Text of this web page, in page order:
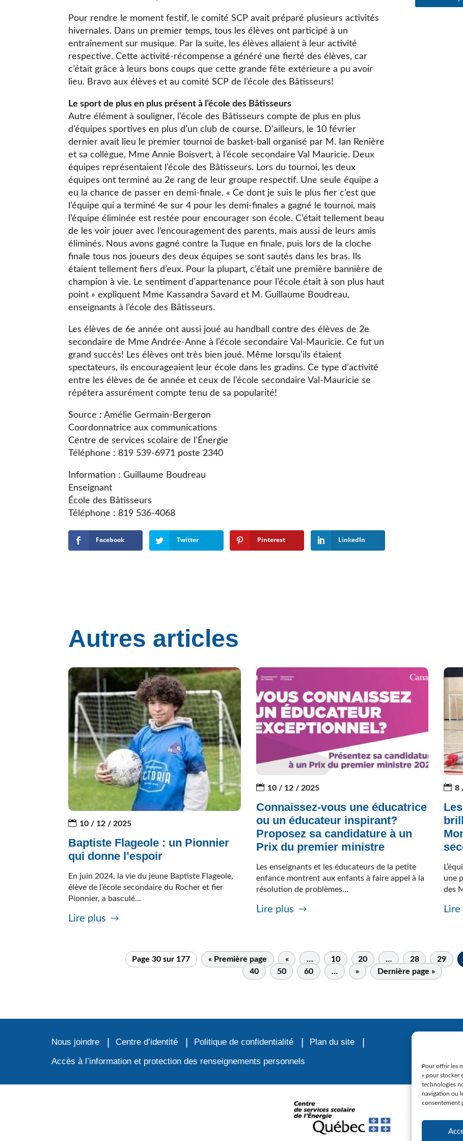
Pour offrir les
» pour stocker
technologies
navigation ou
consentement
Pour rendre le moment festif, le comité SCP avait préparé plusieurs activités
hivernales. Dans un premier temps, tous les élèves ont participé à un
entraînement sur musique. Par la suite, les élèves allaient à leur activité
respective. Cette activité-récompense a généré une fierté des élèves, car
c’était grâce à leurs bons coups que cette grande fête extérieure a pu avoir
lieu. Bravo aux élèves et au comité SCP de l’école des Bâtisseurs!
Le sport de plus en plus présent à l’école des Bâtisseurs
Autre élément à souligner, l’école des Bâtisseurs compte de plus en plus
d’équipes sportives en plus d’un club de course. D’ailleurs, le 10 février
dernier avait lieu le premier tournoi de basket-ball organisé par M. Ian Renière
et sa collègue, Mme Annie Boisvert, à l’école secondaire Val Mauricie. Deux
équipes représentaient l’école des Bâtisseurs. Lors du tournoi, les deux
équipes ont terminé au 2e rang de leur groupe respectif. Une seule équipe a
eu la chance de passer en demi-finale. « Ce dont je suis le plus fier c’est que
l’équipe qui a terminé 4e sur 4 pour les demi-finales a gagné le tournoi, mais
l’équipe éliminée est restée pour encourager son école. C’était tellement beau
de les voir jouer avec l’encouragement des parents, mais aussi de leurs amis
éliminés. Nous avons gagné contre la Tuque en finale, puis lors de la cloche
finale tous nos joueurs des deux équipes se sont sautés dans les bras. Ils
étaient tellement fiers d’eux. Pour la plupart, c’était une première bannière de
champion à vie. Le sentiment d’appartenance pour l’école était à son plus haut
point » expliquent Mme Kassandra Savard et M. Guillaume Boudreau,
enseignants à l’école des Bâtisseurs.
Les élèves de 6e année ont aussi joué au handball contre des élèves de 2e
secondaire de Mme Andrée-Anne à l’école secondaire Val-Mauricie. Ce fut un
grand succès! Les élèves ont très bien joué. Même lorsqu’ils étaient
spectateurs, ils encourageaient leur école dans les gradins. Ce type d’activité
entre les élèves de 6e année et ceux de l’école secondaire Val-Mauricie se
répétera assurément compte tenu de sa popularité!
Source : Amélie Germain-Bergeron
Coordonnatrice aux communications
Centre de services scolaire de l’Énergie
Téléphone : 819 539-6971 poste 2340
Information : Guillaume Boudreau
Enseignant
École des Bâtisseurs
Téléphone : 819 536-4068
Facebook Twitter Pinterest LinkedIn
Autres articles
10 / 12 / 2025
Baptiste Flageole : un Pionnier
qui donne l’espoir
En juin 2024, la vie du jeune Baptiste Flageole,
élève de l’école secondaire du Rocher et fier
Pionnier, a basculé...
Lire plus
10 / 12 / 2025
Connaissez-vous une éducatrice
ou un éducateur inspirant?
Proposez sa candidature à un
Prix du premier ministre
Les enseignants et les éducateurs de la petite
enfance montrent aux enfants à faire appel à la
résolution de problèmes...
Lire plus
8
une
des
Lire
Page 30 sur 177 « Première page « … 10 20 … 28 29
40
50 60 … » Dernière page »
Nous joindre Centre d’identité Politique de confidentialité
Plan du site
Accès à l’information et protection des renseignements personnels